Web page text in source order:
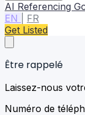
AI Referencing
EN
FR
Get Listed
Être rappelé
Laissez-nous
Numéro de